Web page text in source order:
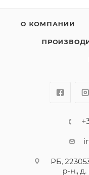
О КОМПАНИИ
РБ,
р-н.,